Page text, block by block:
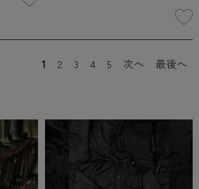
1 2 3 4 5 次へ 最後へ